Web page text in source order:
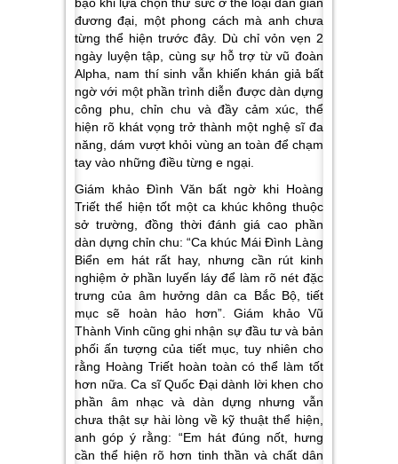
đương đại, một phong cách mà anh chưa
từng thể hiện trước đây. Dù chỉ vỏn vẹn 2
ngày luyện tập, cùng sự hỗ trợ từ vũ đoàn
Alpha, nam thí sinh vẫn khiến khán giả bất
ngờ với một phần trình diễn được dàn dựng
công phu, chỉn chu và đầy cảm xúc, thể
hiện rõ khát vọng trở thành một nghệ sĩ đa
năng, dám vượt khỏi vùng an toàn để chạm
tay vào những điều từng e ngại.
Giám khảo Đình Văn bất ngờ khi Hoàng
Triết thể hiện tốt một ca khúc không thuộc
sở trường, đồng thời đánh giá cao phần
dàn dựng chỉn chu: “Ca khúc Mái Đình Làng
Biển em hát rất hay, nhưng cần rút kinh
nghiệm ở phần luyến láy để làm rõ nét đặc
trưng của âm hưởng dân ca Bắc Bộ, tiết
mục sẽ hoàn hảo hơn”. Giám khảo Vũ
Thành Vinh cũng ghi nhận sự đầu tư và bản
phối ấn tượng của tiết mục, tuy nhiên cho
rằng Hoàng Triết hoàn toàn có thể làm tốt
hơn nữa. Ca sĩ Quốc Đại dành lời khen cho
phần âm nhạc và dàn dựng nhưng vẫn
chưa thật sự hài lòng về kỹ thuật thể hiện,
anh góp ý rằng: “Em hát đúng nốt, hưng
cần thể hiện rõ hơn tinh thần và chất dân